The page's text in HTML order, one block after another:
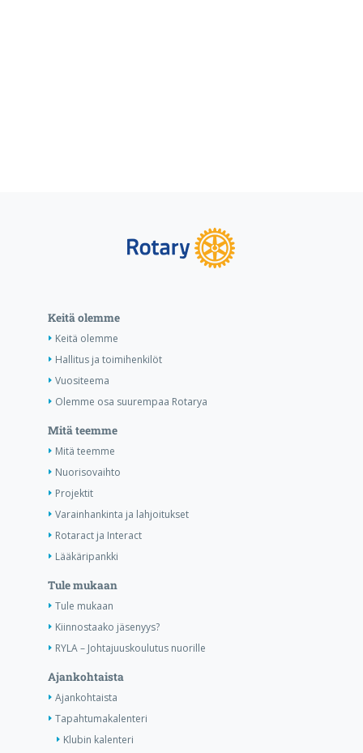
Keitä olemme
Keitä olemme
Hallitus ja toimihenkilöt
Vuositeema
Olemme osa suurempaa Rotarya
Mitä teemme
Mitä teemme
Nuorisovaihto
Projektit
Varainhankinta ja lahjoitukset
Rotaract ja Interact
Lääkäripankki
Tule mukaan
Tule mukaan
Kiinnostaako jäsenyys?
RYLA – Johtajuuskoulutus nuorille
Ajankohtaista
Ajankohtaista
Tapahtumakalenteri
Klubin kalenteri